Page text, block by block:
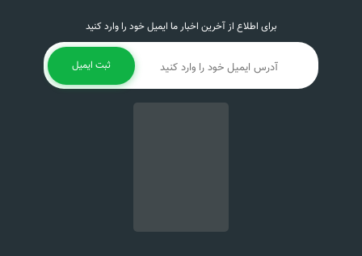
برای اطلاع از آخرین اخبار ما ایمیل خود را وارد کنید
ثبت ایمیل